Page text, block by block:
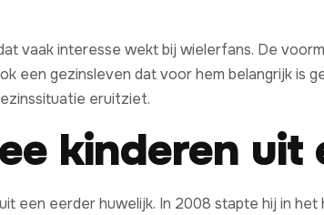
vaak interesse wekt bij wielerfans. De
een gezinsleven dat voor hem belangrijk is
eruitziet.
kinderen uit
een eerder huwelijk. In 2008 stapte hij in